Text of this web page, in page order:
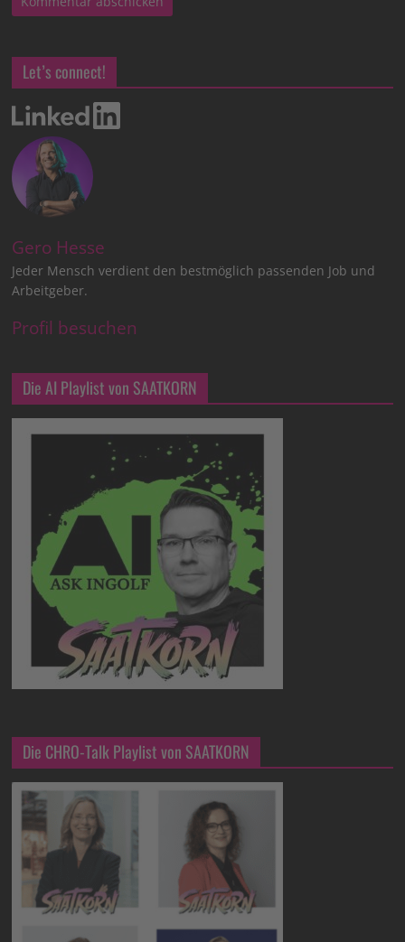
Let’s connect!
Gero Hesse
Jeder Mensch verdient den bestmöglich passenden Job und
Arbeitgeber.
Profil besuchen
Die AI Playlist von SAATKORN
Die CHRO-Talk Playlist von SAATKORN